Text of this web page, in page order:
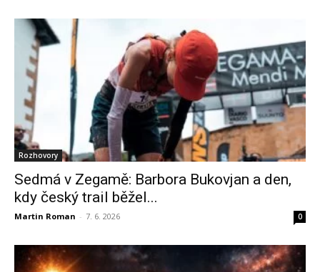
Rozhovory
Sedmá v Zegamě: Barbora Bukovjan a den,
kdy český trail běžel...
Martin Roman - 7. 6. 2026 0